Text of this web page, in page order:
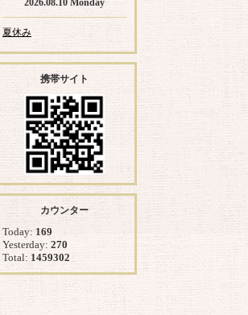
2026.08.10 Monday
夏休み
携帯サイト
カウンター
Today: 169
Yesterday: 270
Total: 1459302